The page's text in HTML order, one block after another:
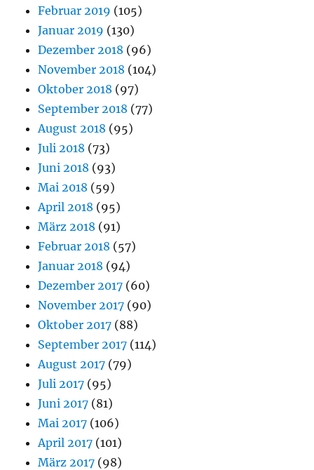
Februar 2019 (105)
Januar 2019 (130)
Dezember 2018 (96)
November 2018 (104)
Oktober 2018 (97)
September 2018 (77)
August 2018 (95)
Juli 2018 (73)
Juni 2018 (93)
Mai 2018 (59)
April 2018 (95)
März 2018 (91)
Februar 2018 (57)
Januar 2018 (94)
Dezember 2017 (60)
November 2017 (90)
Oktober 2017 (88)
September 2017 (114)
August 2017 (79)
Juli 2017 (95)
Juni 2017 (81)
Mai 2017 (106)
April 2017 (101)
März 2017 (98)